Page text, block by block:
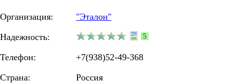
Организация:
"Эталон"
Надежность:
5
Телефон:
+7(938)52-49-368
Страна:
Россия